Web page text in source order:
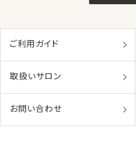
ご利用ガイド
取扱いサロン
お問い合わせ